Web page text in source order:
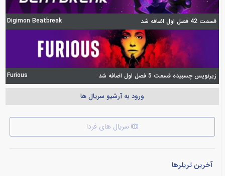
قسمت 42 فصل اول اضافه شد Digimon Beatbreak
زیرنویس چسبیده قسمت 5 فصل اول اضافه شد Furious
ورود به آرشیو سریال ها
سریال های فردا
آخرین تریلرها